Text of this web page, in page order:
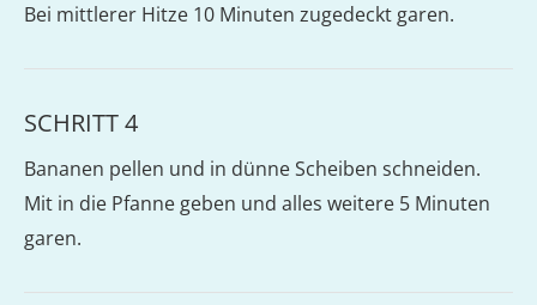
Bei mittlerer Hitze 10 Minuten zugedeckt garen.
SCHRITT 4
Bananen pellen und in dünne Scheiben schneiden.
Mit in die Pfanne geben und alles weitere 5 Minuten
garen.